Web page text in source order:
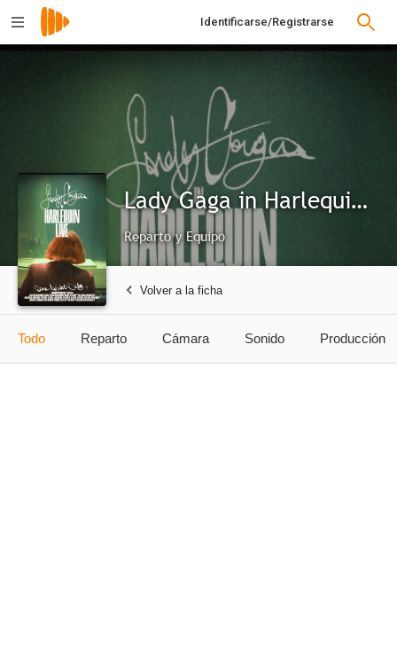
Identificarse/Registrarse
Lady Gaga in Harlequin Live: One Night Only
Reparto y Equipo
Volver a la ficha
Todo Reparto Cámara Sonido Producción